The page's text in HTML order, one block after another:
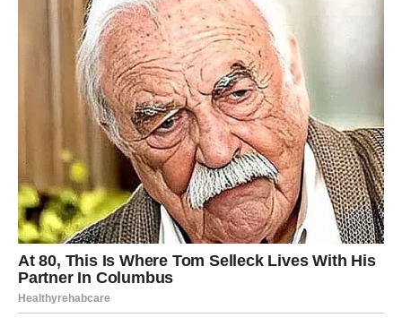
Ipak, usprkos toj zrelosti, brojne se žene i dalje susreću sa
zamkama koje koče njihov napredak, potkopavaju njihovo
dostojanstvo i smanjuju njihovu vrijednost. Iz tog razloga
predstavljamo kompilaciju od 7 radnji kojih bi se žene starije od
60 trebale suzdržati – te su pogreške, iskreno, neoprostive.
Dobivši informaciju da su “prestari za određene aktivnosti